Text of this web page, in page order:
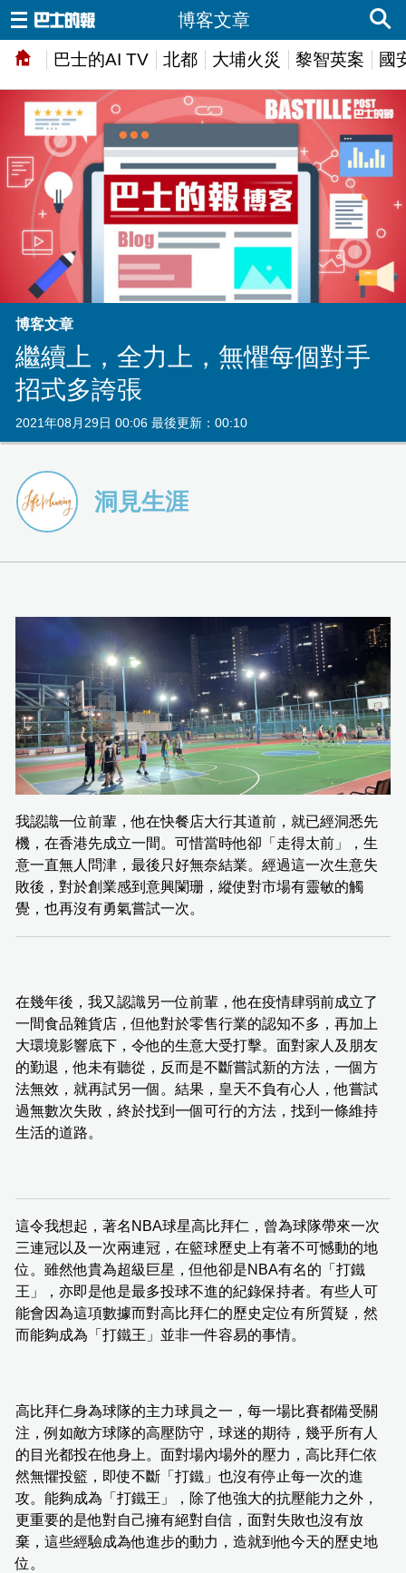
巴士的AI TV 北都 大埔火災 黎智英案 國
博客文章
博客文章
繼續上，全力上，無懼每個對手
招式多誇張
2021年08月29日 00:06 最後更新：00:10
洞見生涯
我認識一位前輩，他在快餐店大行其道前，就已經洞悉先
機，在香港先成立一間。可惜當時他卻「走得太前」，生
意一直無人問津，最後只好無奈結業。經過這一次生意失
敗後，對於創業感到意興闌珊，縱使對市場有靈敏的觸
覺，也再沒有勇氣嘗試一次。
在幾年後，我又認識另一位前輩，他在疫情肆弱前成立了
一間食品雜貨店，但他對於零售行業的認知不多，再加上
大環境影響底下，令他的生意大受打擊。面對家人及朋友
的勤退，他未有聽從，反而是不斷嘗試新的方法，一個方
法無效，就再試另一個。結果，皇天不負有心人，他嘗試
過無數次失敗，終於找到一個可行的方法，找到一條維持
生活的道路。
這令我想起，著名NBA球星高比拜仁，曾為球隊帶來一次
三連冠以及一次兩連冠，在籃球歷史上有著不可憾動的地
位。雖然他貴為超級巨星，但他卻是NBA有名的「打鐵
王」，亦即是他是最多投球不進的紀錄保持者。有些人可
能會因為這項數據而對高比拜仁的歷史定位有所質疑，然
而能夠成為「打鐵王」並非一件容易的事情。
高比拜仁身為球隊的主力球員之一，每一場比賽都備受關
注，例如敵方球隊的高壓防守，球迷的期待，幾乎所有人
的目光都投在他身上。面對場內場外的壓力，高比拜仁依
然無懼投籃，即使不斷「打鐵」也沒有停止每一次的進
攻。能夠成為「打鐵王」，除了他強大的抗壓能力之外，
更重要的是他對自己擁有絕對自信，面對失敗也沒有放
棄，這些經驗成為他進步的動力，造就到他今天的歷史地
位。